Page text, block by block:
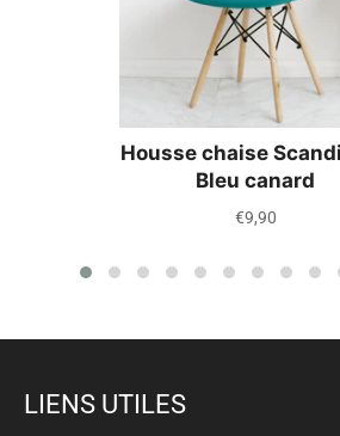
Housse chaise
Bleu canard
Prix
€9,90
LIENS UTILES